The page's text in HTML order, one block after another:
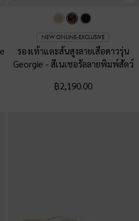
NEW ONLINE-EXCLUSIVE
รองเท้าแตะส้นสูงลายเสือดาวรุ่น
Georgie - สีเนเชอรัลลายพิมพ์สัตว์
฿2,190.00